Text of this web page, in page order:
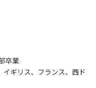
卒業
ギリス、フランス、西ド